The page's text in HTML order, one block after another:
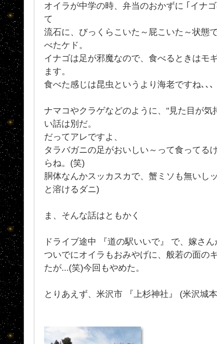
オイラが中学の時、弁当のおかずに ｢イナ
て
流石に、びっくらこいた～屁こいた～状
べたケド。
イナゴは足が邪魔なので、食べるときは
ます。
食べた感じは昆虫というより海老ですね､､､
ナマコやクラゲなどのように、"見た目が気
い話は別だ。
だってアレですよ、
タラバガニの足がおいしい～って食ってる
らね。(笑)
胴体なんかスッカスカで、蟹ミソも無いし
と溶けるダニ)
ま、そんな話はともかく
ドライブ途中 『道の駅いいで』 で、嫁さ
ついでにオイラもおみやげに、般若の面の
たが...(笑)今回もやめた。
とりあえず、米沢市 『上杉神社』 (米沢城